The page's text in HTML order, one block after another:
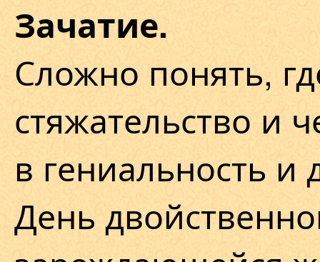
Зачатие.
Сложно понять,
стяжательство и
в гениальность и
День